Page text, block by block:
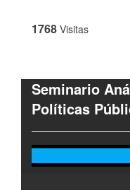
1768 Visitas
Seminario
Políticas